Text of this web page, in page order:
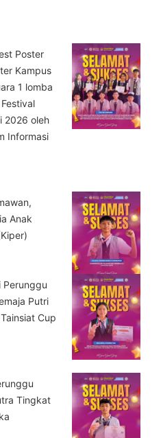
Poster
Kampus
1 lomba
2026 oleh
Informasi
Anak
Perunggu
Putri
Cup
Tingkat